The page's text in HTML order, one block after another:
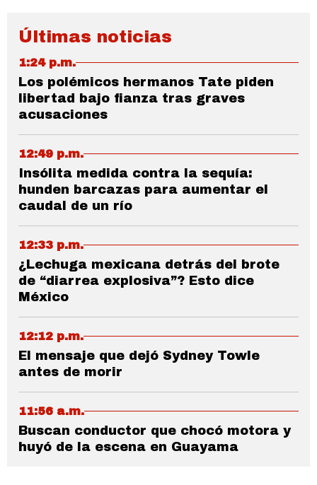
Últimas noticias
1:24 p.m.
Los polémicos hermanos Tate piden
libertad bajo fianza tras graves
acusaciones
12:49 p.m.
Insólita medida contra la sequía:
hunden barcazas para aumentar el
caudal de un río
12:33 p.m.
¿Lechuga mexicana detrás del brote
de “diarrea explosiva”? Esto dice
México
12:12 p.m.
El mensaje que dejó Sydney Towle
antes de morir
11:56 a.m.
Buscan conductor que chocó motora y
huyó de la escena en Guayama